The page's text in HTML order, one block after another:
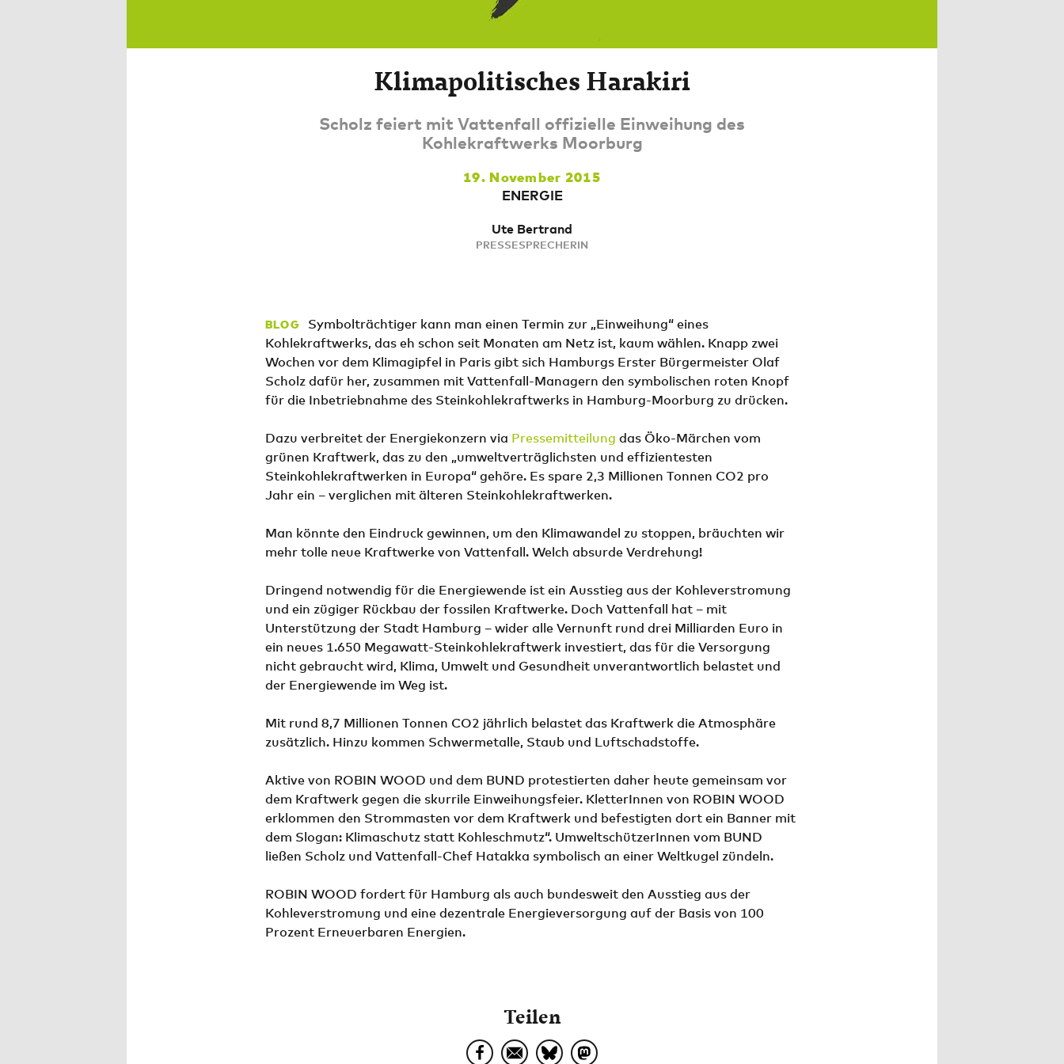
Klimapolitisches Harakiri
Scholz feiert mit Vattenfall offizielle Einweihung des
Kohlekraftwerks Moorburg
19. November 2015
ENERGIE
Ute Bertrand
PRESSESPRECHERIN
BLOG
Symbolträchtiger kann man einen Termin zur „Einweihung“ eines
Kohlekraftwerks, das eh schon seit Monaten am Netz ist, kaum wählen. Knapp zwei
Wochen vor dem Klimagipfel in Paris gibt sich Hamburgs Erster Bürgermeister Olaf
Scholz dafür her, zusammen mit Vattenfall-Managern den symbolischen roten Knopf
für die Inbetriebnahme des Steinkohlekraftwerks in Hamburg-Moorburg zu drücken.
Dazu verbreitet der Energiekonzern via Pressemitteilung das Öko-Märchen vom
grünen Kraftwerk, das zu den „umweltverträglichsten und effizientesten
Steinkohlekraftwerken in Europa“ gehöre. Es spare 2,3 Millionen Tonnen CO2 pro
Jahr ein – verglichen mit älteren Steinkohlekraftwerken.
Man könnte den Eindruck gewinnen, um den Klimawandel zu stoppen, bräuchten wir
mehr tolle neue Kraftwerke von Vattenfall. Welch absurde Verdrehung!
Dringend notwendig für die Energiewende ist ein Ausstieg aus der Kohleverstromung
und ein zügiger Rückbau der fossilen Kraftwerke. Doch Vattenfall hat – mit
Unterstützung der Stadt Hamburg – wider alle Vernunft rund drei Milliarden Euro in
ein neues 1.650 Megawatt-Steinkohlekraftwerk investiert, das für die Versorgung
nicht gebraucht wird, Klima, Umwelt und Gesundheit unverantwortlich belastet und
der Energiewende im Weg ist.
Mit rund 8,7 Millionen Tonnen CO2 jährlich belastet das Kraftwerk die Atmosphäre
zusätzlich. Hinzu kommen Schwermetalle, Staub und Luftschadstoffe.
Aktive von ROBIN WOOD und dem BUND protestierten daher heute gemeinsam vor
dem Kraftwerk gegen die skurrile Einweihungsfeier. KletterInnen von ROBIN WOOD
erklommen den Strommasten vor dem Kraftwerk und befestigten dort ein Banner mit
dem Slogan: Klimaschutz statt Kohleschmutz“. UmweltschützerInnen vom BUND
ließen Scholz und Vattenfall-Chef Hatakka symbolisch an einer Weltkugel zündeln.
ROBIN WOOD fordert für Hamburg als auch bundesweit den Ausstieg aus der
Kohleverstromung und eine dezentrale Energieversorgung auf der Basis von 100
Prozent Erneuerbaren Energien.
Teilen